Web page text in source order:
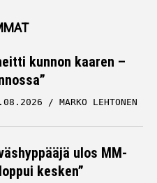
kunnon kaaren –
MARKO LEHTONEN
ulos MM-
kesken”